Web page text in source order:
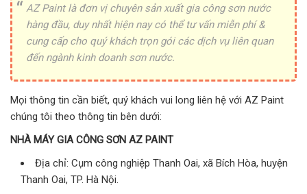
AZ Paint là đơn vị chuyên sản xuất gia công sơn nước
hàng đầu, duy nhất hiện nay có thể tư vấn miễn phí &
cung cấp cho quý khách trọn gói các dịch vụ liên quan
đến ngành kinh doanh sơn nước.
Mọi thông tin cần biết, quý khách vui long liên hệ với AZ Paint
chúng tôi theo thông tin bên dưới:
NHÀ MÁY GIA CÔNG SƠN AZ PAINT
Địa chỉ: Cụm công nghiệp Thanh Oai, xã Bích Hòa, huyện
Thanh Oai, TP. Hà Nội.